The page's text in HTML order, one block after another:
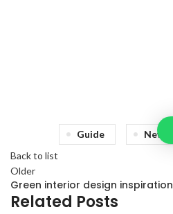
Guide News
Back to list
Older
Green interior design inspiration
Related Posts